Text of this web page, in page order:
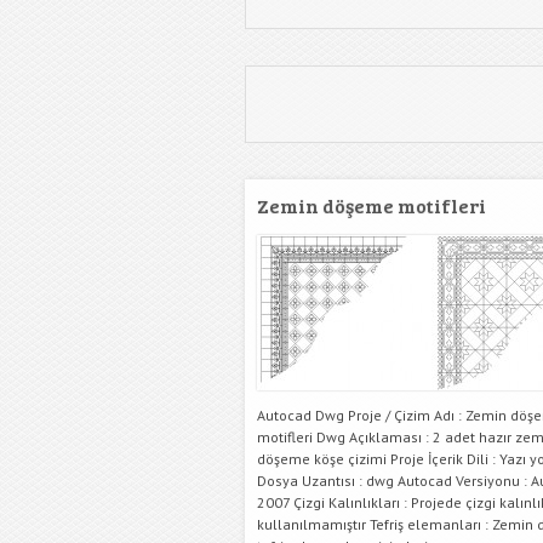
Zemin döşeme motifleri
Autocad Dwg Proje / Çizim Adı : Zemin
motifleri Dwg Açıklaması : 2 adet hazır
döşeme köşe çizimi Proje İçerik Dili : Yazı
Dosya Uzantısı : dwg Autocad Versiyonu :
2007 Çizgi Kalınlıkları : Projede çizgi
kullanılmamıştır Tefriş elemanları : Zemin